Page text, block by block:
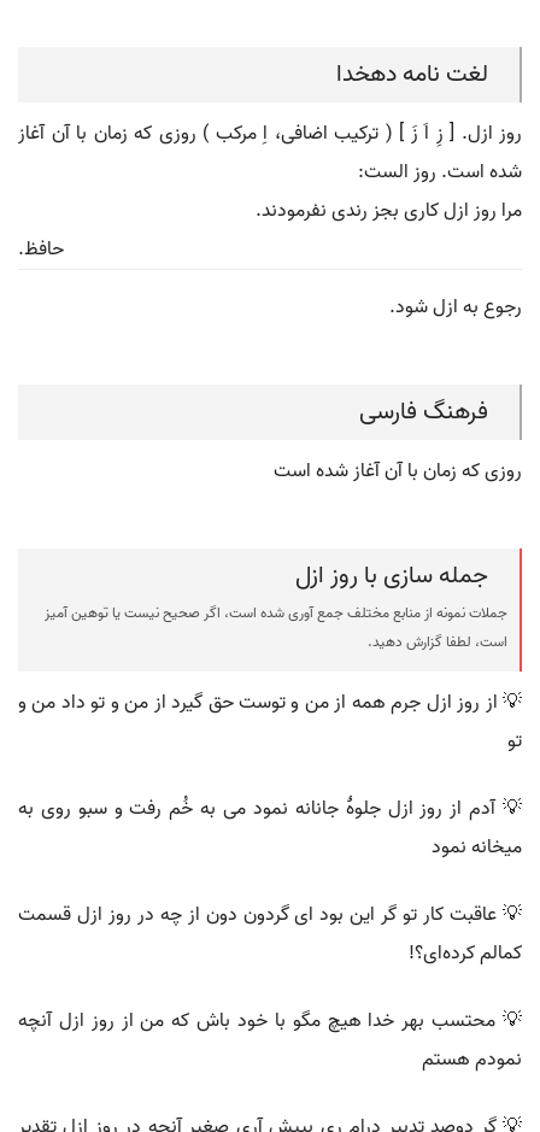
لغت نامه دهخدا
روز ازل. [ زِ اَ زَ ] ( ترکیب اضافی، اِ مرکب ) روزی که زمان با آن آغاز
شده است. روز الست:
مرا روز ازل کاری بجز رندی نفرمودند.
حافظ.
رجوع به ازل شود.
فرهنگ فارسی
روزی که زمان با آن آغاز شده است
جمله سازی با روز ازل
جملات نمونه از منابع مختلف جمع آوری شده است، اگر صحیح نیست یا توهین آمیز
است، لطفا گزارش دهید.
💡 از روز ازل جرم همه از من و توست حق گیرد از من و تو داد من و
تو
💡 آدم از روز ازل جلوهٔ جانانه نمود می به خُم رفت و سبو روی به
میخانه نمود
💡 عاقبت کار تو گر این بود ای گردون دون از چه در روز ازل قسمت
کمالم کرده‌ای؟!
💡 محتسب بهر خدا هیچ مگو با خود باش که من از روز ازل آنچه
نمودم هستم